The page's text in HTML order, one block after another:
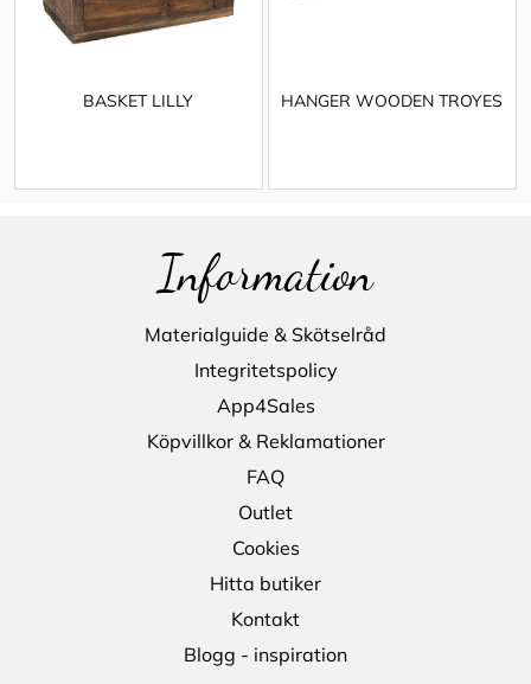
BASKET LILLY HANGER WOODEN TROYES
Information
Materialguide & Skötselråd
Integritetspolicy
App4Sales
Köpvillkor & Reklamationer
FAQ
Outlet
Cookies
Hitta butiker
Kontakt
Blogg - inspiration